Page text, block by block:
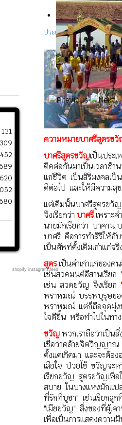
ประเพณีและวัฒนธรรม
ความหมายบาศรีสูตรข
บาศรีสูตรขวัญเป็นประเ
ติดต่อกันมาเป็นเวลาช้
แก่ชีวิต เป็นสิริมงคลเป็
ดีต่อไป และให้มีความสุ
แต่เดิมนั้นบาศรีสูตรขวั
จึงเรียกว่า บาศรีเพราะค
นายมักเรียกว่า บาคาน
บาศรี คือการทำสิริให้กั
เป็นศัพท์ดั้งเดิมเก่าแก่จ
สูตรเป็นคำเก่าแก่ของค
เช่นสวดมนต์อีสานเรีย
เช่น สวดขวัญ จึงเรียก
พราหมณ์ บรรพบุรุษขอ
พราหมณ์ แต่ก็ถือจุดมุ่ง
ใจดีขึ้น หรือทำไปในทา
ขวัญ พวกเราถือว่าเป็น
เชื่อว่าคล้ายจิตวิญญาณ
ตั้งแต่เกิดมา และจะต้อ
เสียใจ ป่วยไข้ ขวัญจะ
เรียกขวัญ สูตรขวัญเพื่
สบาย ในบางแห่งมักแป
ที่รักที่บูชา" เช่นเรียกลูก
"เมียขวัญ" สิ่งของที่ผู้เค
เพื่อเป็นการแสดงความ
131
309
shopify instagram feed